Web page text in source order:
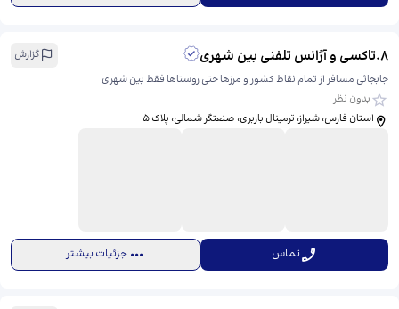
8
.تاکسی و آژانس تلفنی بين شهری
گزارش
جابجائی مسافر از تمام نقاط کشور و مرزها حتی روستاها فقط بین شهری
بدون نظر
استان فارس، شیراز، ترمینال باربری، صنعتگر شمالی، ​پلاک 5
تماس جزئیات بیشتر